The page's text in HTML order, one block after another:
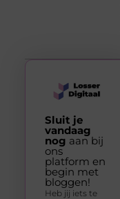
Sluit je
vandaag
nog aan bij
ons
platform en
begin met
bloggen!
Heb jij iets te